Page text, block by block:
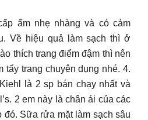
ẩm nhẹ nhàng và có cảm
Về hiệu quả làm sạch thì ở
thích trang điểm đậm thì nên
tẩy trang chuyên dụng nhé. 4.
là 2 sp bán chạy nhất và
2 em này là chân ái của các
đó. Sữa rửa mặt làm sạch sâu